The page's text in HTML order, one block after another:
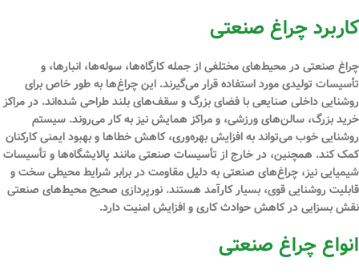
کاربرد چراغ‌ صنعتی
چراغ‌ صنعتی در محیط‌های مختلفی از جمله کارگاه‌ها، سوله‌ها، انبارها، و
تأسیسات تولیدی مورد استفاده قرار می‌گیرند. این چراغ‌ها به طور خاص برای
روشنایی داخلی صنایعی با فضای بزرگ و سقف‌های بلند طراحی شده‌اند. در مراکز
خرید بزرگ، سالن‌های ورزشی، و مراکز همایش نیز به کار می‌روند. سیستم
روشنایی خوب می‌تواند به افزایش بهره‌وری، کاهش خطاها و بهبود ایمنی کارکنان
کمک کند. همچنین، در خارج از تأسیسات صنعتی مانند پالایشگاه‌ها و تأسیسات
شیمیایی نیز، چراغ‌های صنعتی به دلیلمقاومتدر برابر شرایط محیطی سخت و
قابلیت روشنایی قوی، بسیار کارآمد هستند. نورپردازی صحیح محیط‌های صنعتی
نقش بسزایی در کاهش حوادث کاری و افزایش امنیت دارد.
انواع چراغ‌ صنعتی